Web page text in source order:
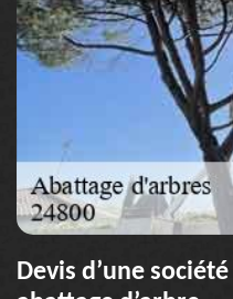
Devis d’une